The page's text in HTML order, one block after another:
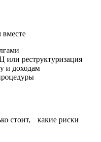
вместе
реструктуризация
и доходам
стоит, какие риски